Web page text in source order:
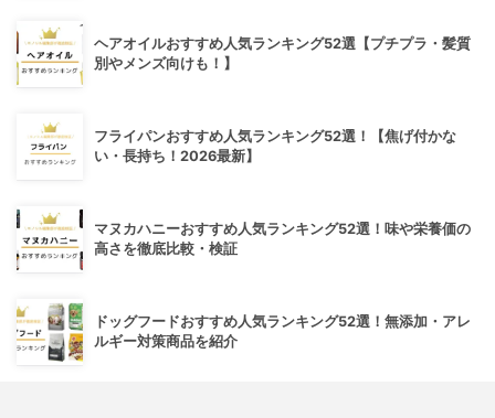
ヘアオイルおすすめ人気ランキング52選【プチプラ・髪質
別やメンズ向けも！】
フライパンおすすめ人気ランキング52選！【焦げ付かな
い・長持ち！2026最新】
マヌカハニーおすすめ人気ランキング52選！味や栄養価の
高さを徹底比較・検証
ドッグフードおすすめ人気ランキング52選！無添加・アレ
ルギー対策商品を紹介